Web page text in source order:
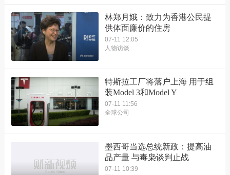
林郑月娥：致力为香港公民提
供体面廉价的住房
07-11 12:05
人物访谈
特斯拉工厂将落户上海 用于组
装Model 3和Model Y
07-11 11:56
全球公司
墨西哥当选总统新政：提高油
品产量 与毒枭谈判止战
07-11 10:39